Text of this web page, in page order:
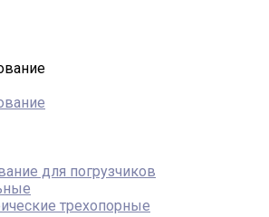
для погрузчиков
трехопорные